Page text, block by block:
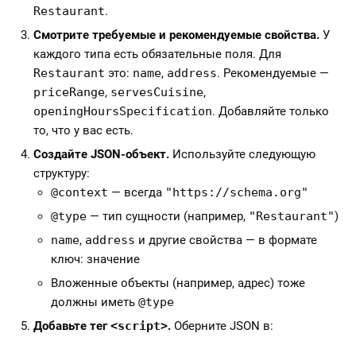
Restaurant.
Смотрите требуемые и рекомендуемые свойства. У
каждого типа есть обязательные поля. Для
Restaurant это: name, address. Рекомендуемые —
priceRange, servesCuisine,
openingHoursSpecification. Добавляйте только
то, что у вас есть.
Создайте JSON-объект. Используйте следующую
структуру:
@context — всегда "https://schema.org"
@type — тип сущности (например, "Restaurant")
name, address и другие свойства — в формате
ключ: значение
Вложенные объекты (например, адрес) тоже
должны иметь @type
Добавьте тег<script>. Оберните JSON в: